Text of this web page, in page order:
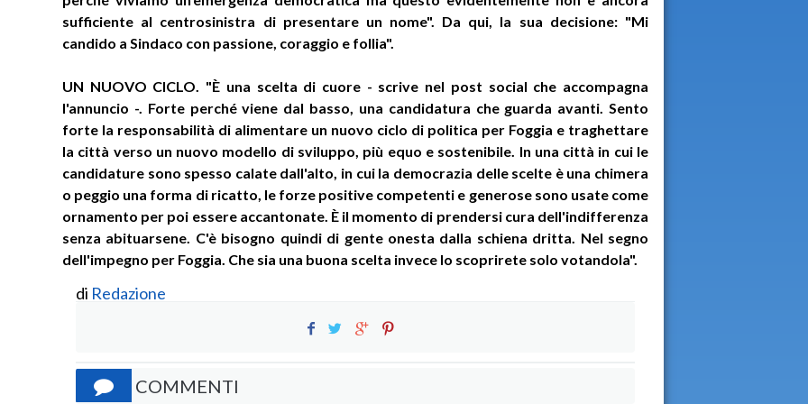
sufficiente al centrosinistra di presentare un nome". Da qui, la sua decisione: "Mi
candido a Sindaco con passione, coraggio e follia".
UN NUOVO CICLO. "È una scelta di cuore - scrive nel post social che accompagna
l'annuncio -. Forte perché viene dal basso, una candidatura che guarda avanti. Sento
forte la responsabilità di alimentare un nuovo ciclo di politica per Foggia e traghettare
la città verso un nuovo modello di sviluppo, più equo e sostenibile. In una città in cui le
candidature sono spesso calate dall'alto, in cui la democrazia delle scelte è una chimera
o peggio una forma di ricatto, le forze positive competenti e generose sono usate come
ornamento per poi essere accantonate. È il momento di prendersi cura dell'indifferenza
senza abituarsene. C'è bisogno quindi di gente onesta dalla schiena dritta. Nel segno
dell'impegno per Foggia. Che sia una buona scelta invece lo scoprirete solo votandola".
di Redazione
COMMENTI